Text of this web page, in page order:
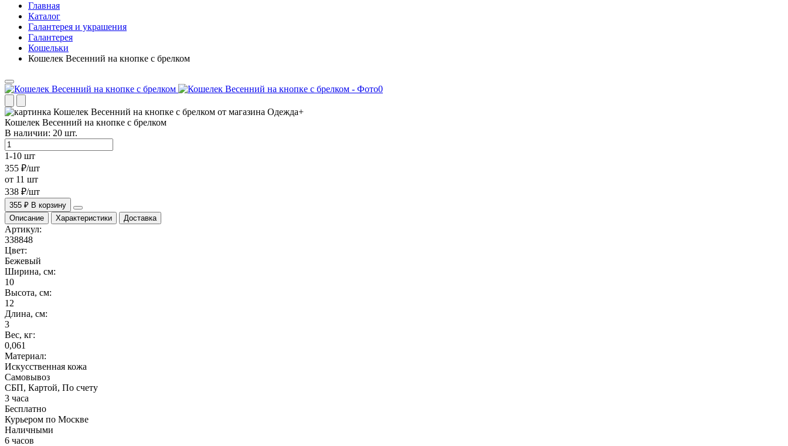
Главная
Каталог
Галантерея и украшения
Галантерея
Кошельки
Кошелек Весенний на кнопке с брелком
Кошелек Весенний на кнопке с брелком
В наличии: 20 шт.
1-10 шт
355 ₽/шт
от 11 шт
338 ₽/шт
355 ₽ В корзину
Описание
Характеристики Доставка
Артикул:
338848
Цвет:
Бежевый
Ширина, см:
10
Высота, см:
12
Длина, см:
3
Вес, кг:
0,061
Материал:
Искусственная кожа
Самовывоз
СБП, Картой, По счету
3 часа
Бесплатно
Курьером по Москве
Наличными
6 часов